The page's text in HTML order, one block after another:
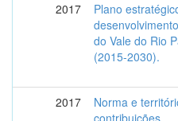
2017
Plano
do Vale do Rio
(2015-2030).
2017
Norma e
contribuições